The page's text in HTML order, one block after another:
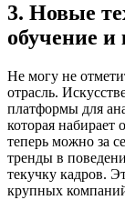
3. Новые
обучение и
Не могу не
отрасль.
платформы для
которая
теперь можно за
тренды в
текучку кадров.
крупных